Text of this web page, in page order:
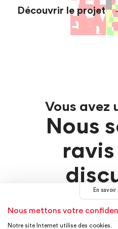
Découvrir le projet
Vous avez
Nous
Contactez-
En savoir
Nous mettons votre
Notre site Internet utilise des cookies.